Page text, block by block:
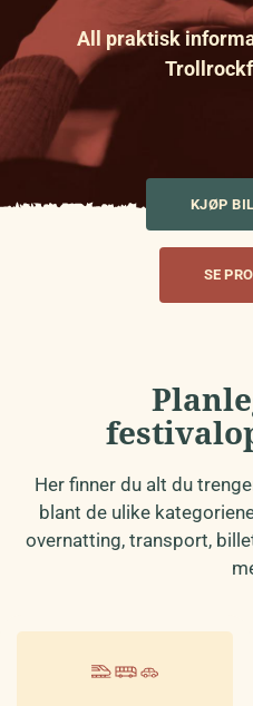
All praktisk
KJØP
SE
Her finner du alt du
blant de ulike
overnatting, transport,